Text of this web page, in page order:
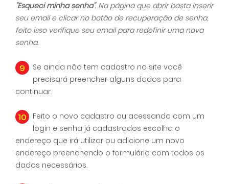
''Esqueci minha senha''. Na página que abrir basta inserir
seu email e clicar no botão de recuperação de senha,
feito isso verifique seu email para redefinir uma nova
senha.
9
Se ainda não tem cadastro no site você
precisará preencher alguns dados para
continuar.
10
Feito o novo cadastro ou acessando com um
login e senha já cadastrados escolha o
endereço que irá utilizar ou adicione um novo
endereço preenchendo o formulário com todos os
dados necessários.